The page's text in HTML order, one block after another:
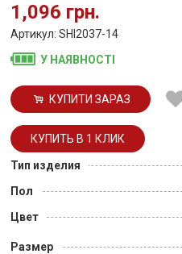
1,096 грн.
Артикул: SHI2037-14
У НАЯВНОСТІ
КУПИТИ ЗАРАЗ
Тип изделия
Пол
Цвет
Размер